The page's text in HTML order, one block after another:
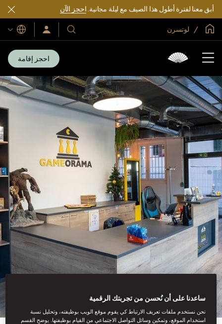
أبق معنا لفترة أطول هذا الصيف مع ليلة مجانية.احجز الآن
الصفحة الرئيسية العالمية
لوتسرن
فنادقنا
ومنتجعاتنا
سجّل
الدخول/
اللغات
احجز إقامة
ساعدنا على أن نُحسن من تجربتك الرقمية
نحن نستخدم ملفات تعريف الارتباط كي يقوم موقع الويب بوظيفته، وتحليل نسبة
استخدام الموقع، وتمكين وسائل التواصل الاجتماعي من القيام بوظيفتها. يوضح القسم